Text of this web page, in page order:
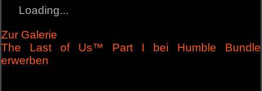
Loading...
Zur Galerie
The Last of Us™ Part I bei Humble Bundle
erwerben